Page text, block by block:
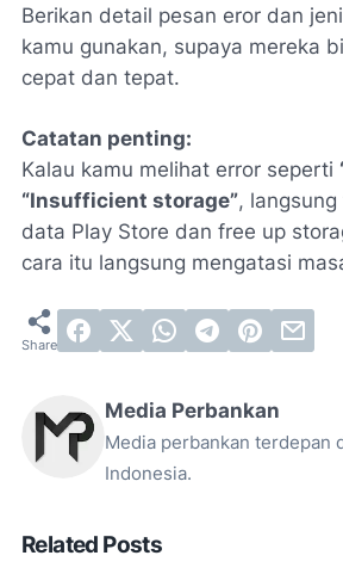
Berikan detail pesan eror dan
kamu gunakan, supaya mereka
cepat dan tepat.
Catatan penting:
Kalau kamu melihat error seperti
“Insufficient storage”,
data Play Store dan free up
cara itu langsung mengatasi
Media Perbankan
Media perbankan terdepan
Indonesia.
Related Posts